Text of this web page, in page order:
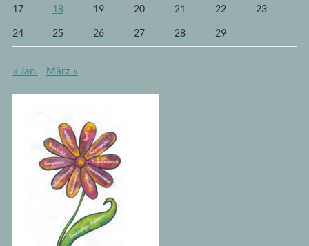
17 18 19 20 21 22 23
24 25 26 27 28 29
« Jan. März »